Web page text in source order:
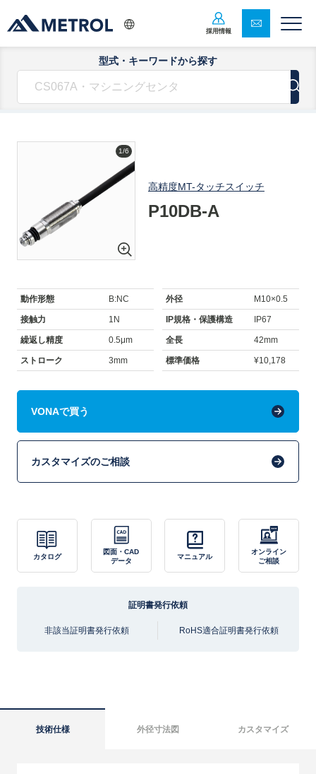
採用情報
型式・キーワードから探す
1/6
高精度MT-タッチスイッチ
P10DB-A
動作形態 B:NC
接触力 1N
繰返し精度 0.5μm
ストローク 3mm
外径 M10×0.5
IP規格・保護構造 IP67
全長 42mm
標準価格 ¥10,178
VONAで買う
カスタマイズのご相談
カタログ
図面・CAD
データ
マニュアル
オンライン
ご相談
証明書発行依頼
非該当証明書発行依頼 RoHS適合証明書発行依頼
技術仕様 外径寸法図 カスタマイズ